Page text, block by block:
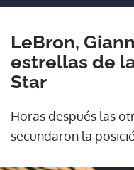
LeBron,
estrellas de
Star
Horas después las
secundaron la